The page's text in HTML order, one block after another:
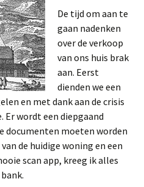
De tijd om aan te
gaan nadenken
over de verkoop
van ons huis brak
aan. Eerst
dienden we een
en met dank aan de crisis
Er wordt een diepgaand
documenten moeten worden
de huidige woning en een
scan app, kreeg ik alles